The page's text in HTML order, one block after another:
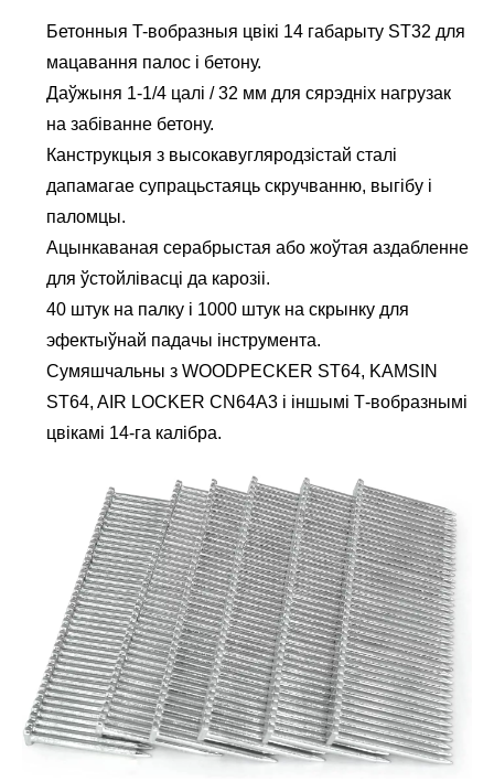
Бетонныя T-вобразныя цвікі 14 габарыту ST32 для
мацавання палос і бетону.
Даўжыня 1-1/4 цалі / 32 мм для сярэдніх нагрузак
на забіванне бетону.
Канструкцыя з высокавугляродзістай сталі
дапамагае супрацьстаяць скручванню, выгібу і
паломцы.
Ацынкаваная серабрыстая або жоўтая аздабленне
для ўстойлівасці да карозіі.
40 штук на палку і 1000 штук на скрынку для
эфектыўнай падачы інструмента.
Сумяшчальны з WOODPECKER ST64, KAMSIN
ST64, AIR LOCKER CN64A3 і іншымі Т-вобразнымі
цвікамі 14-га калібра.